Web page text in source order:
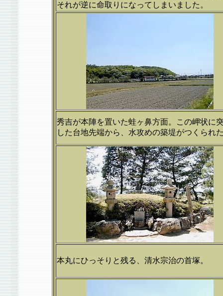
それが逆に命取りになってしまいました。
秀吉が本陣を置いた蛙ヶ鼻方面。この岬状に
した台地先端から、水攻めの築堤がつくられ
本丸にひっそりと残る、清水宗治の首塚。